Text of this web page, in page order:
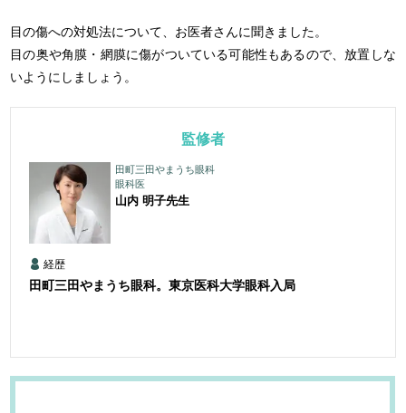
目の傷への対処法について、お医者さんに聞きました。
目の奥や角膜・網膜に傷がついている可能性もあるので、放置しな
いようにしましょう。
監修者
田町三田やまうち眼科
眼科医
山内 明子先生
経歴
田町三田やまうち眼科。東京医科大学眼科入局